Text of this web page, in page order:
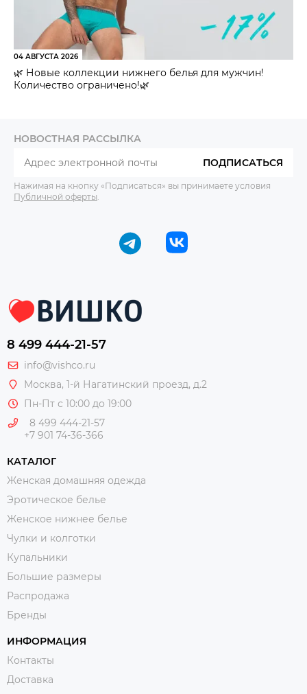
04 АВГУСТА 2026
🌿 Новые коллекции нижнего белья для мужчин!
Количество ограничено!🌿
НОВОСТНАЯ РАССЫЛКА
ПОДПИСАТЬСЯ
Нажимая на кнопку «Подписаться» вы принимаете условия
Публичной оферты
8 499 444-21-57
info@vishco.ru
Москва, 1-й Нагатинский проезд, д.2
Пн-Пт с 10:00 до 19:00
8 499 444-21-57
+7 901 74-36-366
КАТАЛОГ
Женская домашняя одежда
Эротическое белье
Женское нижнее белье
Чулки и колготки
Купальники
Большие размеры
Распродажа
Бренды
ИНФОРМАЦИЯ
Контакты
Доставка